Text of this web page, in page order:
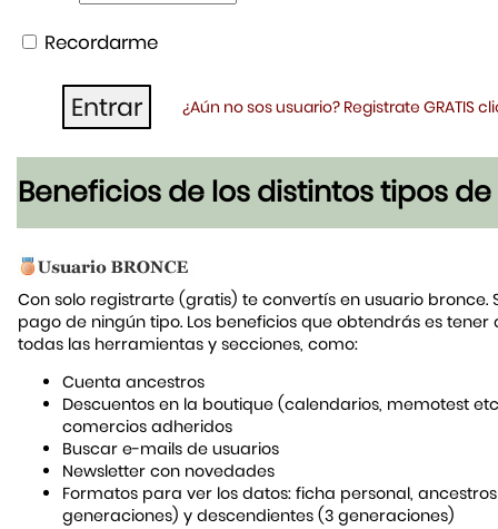
Recordarme
¿Aún no sos usuario? Registrate GRATIS
Beneficios de los distintos tipos de
Con solo registrarte (gratis) te convertís en usuario bronce.
pago de ningún tipo. Los beneficios que obtendrás es tener
todas las herramientas y secciones, como:
Cuenta ancestros
Descuentos en la boutique (calendarios, memotest
comercios adheridos
Buscar e-mails de usuarios
Newsletter con novedades
Formatos para ver los datos: ficha personal,
generaciones) y descendientes (3 generaciones)